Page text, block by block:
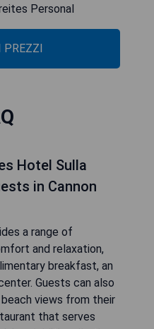
Personal
PREZZI
Hotel Sulla
in Cannon
a range of
and relaxation,
breakfast, an
Guests can also
views from their
that serves